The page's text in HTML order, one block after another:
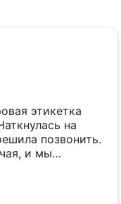
этикетка
на
позвонить.
и мы
(хоть